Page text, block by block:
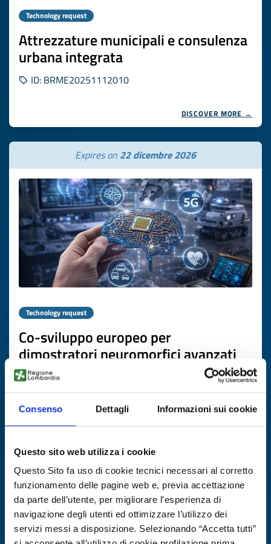
Consenso Dettagli Informazioni sui cookie
Questo sito web utilizza i cookie
Questo Sito fa uso di cookie tecnici necessari al corretto
funzionamento delle pagine web e, previa accettazione
da parte dell’utente, per migliorare l’esperienza di
navigazione degli utenti ed ottimizzare l’utilizzo dei
servizi messi a disposizione. Selezionando “Accetta tutti”
Technology request
Attrezzature municipali e consulenza
urbana integrata
ID: BRME20251112010
DISCOVER MORE →
Expires on 22 dicembre 2026
Technology request
Co-sviluppo europeo per
dimostratori neuromorfici avanzati
ID: TRNL20251104009
DISCOVER MORE →
Expires on22 dicembre 2026